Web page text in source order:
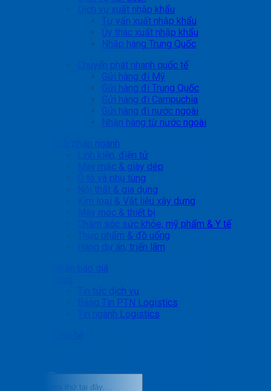
Dịch vụ xuất nhập khẩu
Tư vấn xuất nhập khẩu
Ủy thác xuất nhập khẩu
Nhập hàng Trung Quốc
Chuyển phát nhanh quốc tế
Gửi hàng đi Mỹ
Gửi hàng đi Trung Quốc
Gửi hàng đi Campuchia
Gửi hàng đi nước ngoài
Nhận hàng từ nước ngoài
Giải pháp ngành
Linh kiện, điện tử
May mặc & giày dép
Ô tô và phụ tùng
Nội thất & gia dụng
Kim loại & Vật liệu xây dựng
Máy móc & thiết bị
Chăm sóc sức khỏe, mỹ phẩm & Y tế
Thực phẩm & đồ uống
Hàng dự án, triển lãm
Nhận báo giá
Tin tức dịch vụ
Bảng Tin PTN Logistics
Tin ngành Logistics